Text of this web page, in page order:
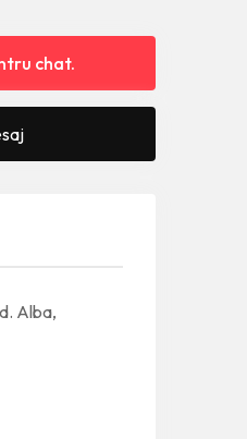
chat.
Alba,